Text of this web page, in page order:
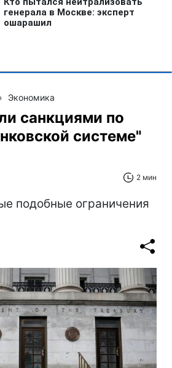
Экономика
санкциями по
системе"
2 мин
подобные ограничения